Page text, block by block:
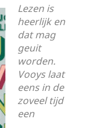
Lezen is
heerlijk en
dat mag
geuit
worden.
Vooys laat
eens in de
zoveel tijd
een